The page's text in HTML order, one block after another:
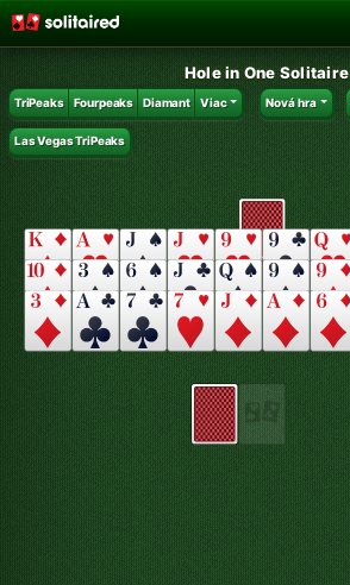
Hole in One Solitaire
TriPeaks Fourpeaks Diamant Viac Nová hra
Las Vegas TriPeaks